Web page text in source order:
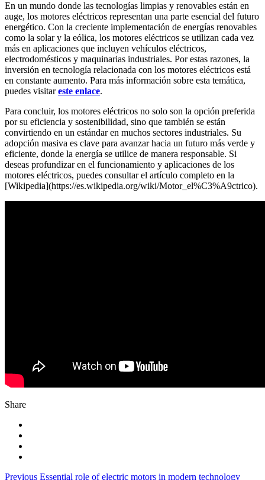
En un mundo donde las tecnologías limpias y renovables están en
auge, los motores eléctricos representan una parte esencial del futuro
energético. Con la creciente implementación de energías renovables
como la solar y la eólica, los motores eléctricos se utilizan cada vez
más en aplicaciones que incluyen vehículos eléctricos,
electrodomésticos y maquinarias industriales. Por estas razones, la
inversión en tecnología relacionada con los motores eléctricos está
en constante aumento. Para más información sobre esta temática,
puedes visitareste enlace.
Para concluir, los motores eléctricos no solo son la opción preferida
por su eficiencia y sostenibilidad, sino que también se están
convirtiendo en un estándar en muchos sectores industriales. Su
adopción masiva es clave para avanzar hacia un futuro más verde y
eficiente, donde la energía se utilice de manera responsable. Si
deseas profundizar en el funcionamiento y aplicaciones de los
motores eléctricos, puedes consultar el artículo completo en la
[Wikipedia](https://es.wikipedia.org/wiki/Motor_el%C3%A9ctrico).
Share
Previous Essential role of electric motors in modern technology